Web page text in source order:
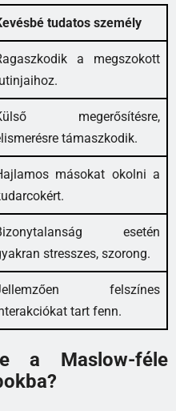
tudatos személy
a megszokott
megerősítésre,
támaszkodik.
másokat okolni a
esetén
stresszes, szorong.
felszínes
tart fenn.
a Maslow-féle